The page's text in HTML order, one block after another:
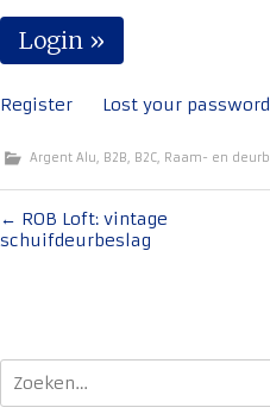
Register Lost your
Argent Alu, B2B, B2C, Raam- en
Bericht
navigatie
← ROB Loft: vintage
schuifdeurbeslag
Zoeken
naar: